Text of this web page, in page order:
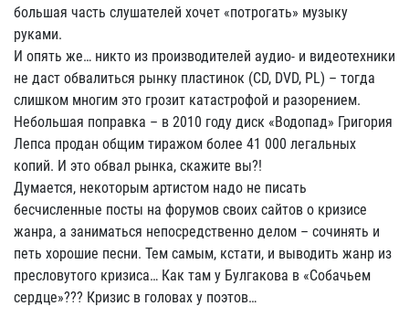
большая часть слушателей хочет «потрогать» музыку
руками.
И опять же… никто из производителей аудио- и видеотехники
не даст обвалиться рынку пластинок (CD, DVD, PL) – тогда
слишком многим это грозит катастрофой и разорением.
Небольшая поправка – в 2010 году диск «Водопад» Григория
Лепса продан общим тиражом более 41 000 легальных
копий. И это обвал рынка, скажите вы?!
Думается, некоторым артистом надо не писать
бесчисленные посты на форумов своих сайтов о кризисе
жанра, а заниматься непосредственно делом – сочинять и
петь хорошие песни. Тем самым, кстати, и выводить жанр из
пресловутого кризиса… Как там у Булгакова в «Собачьем
сердце»??? Кризис в головах у поэтов…